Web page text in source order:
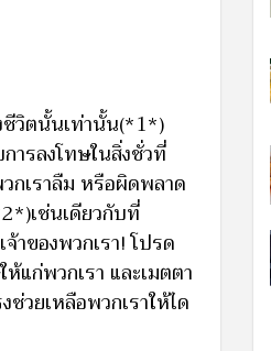
ชีวิตนั้นเท่านั้น(*1*)
ารลงโทษในสิ่งชั่วที่
วกเราลืม หรือผิดพลาด
เช่นเดียวกับที่
าของพวกเรา! โปรด
แก่พวกเรา และเมตตา
วยเหลือพวกเราให้ได